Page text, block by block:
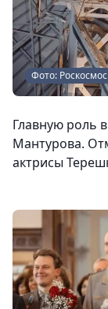
Фото: Роскосмос
Главную роль
Мантурова.
актрисы